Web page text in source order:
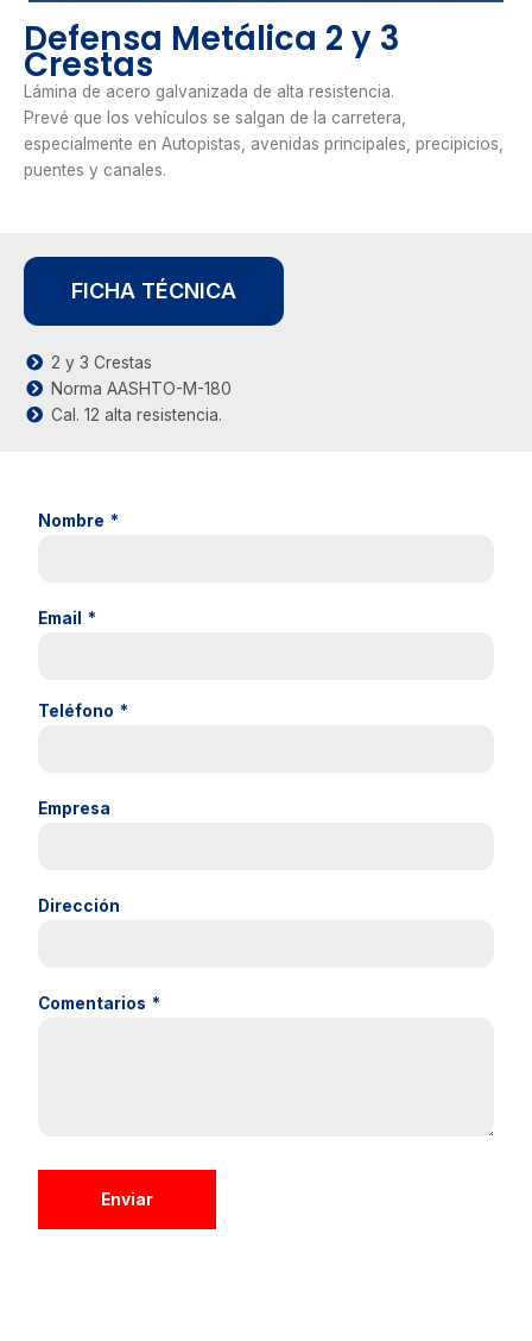
Defensa Metálica 2 y 3
Crestas
Lámina de acero galvanizada de alta resistencia.
Prevé que los vehículos se salgan de la carretera,
especialmente en Autopistas, avenidas principales, precipicios,
puentes y canales.
FICHA TÉCNICA
2 y 3 Crestas
Norma AASHTO-M-180
Cal. 12 alta resistencia.
Nombre *
Email *
Teléfono *
Empresa
Dirección
Comentarios *
Enviar